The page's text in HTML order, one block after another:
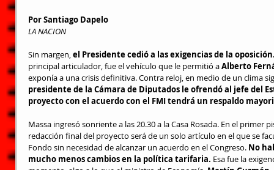
Por Santiago Dapelo
LA NACION
Sin margen, el Presidente cedió a las exigencias de la
principal articulador, fue el vehículo que le permitió a Alberto
exponía a una crisis definitiva. Contra reloj, en medio de un clima
presidente de la Cámara de Diputados le ofrendó al jefe del
proyecto con el acuerdo con el FMI tendrá un respaldo
Massa ingresó sonriente a las 20.30 a la Casa Rosada. En el primer
redacción final del proyecto será de un solo artículo en el que se
Fondo sin necesidad de alcanzar un acuerdo en el Congreso. No
mucho menos cambios en la política tarifaria. Esa fue la